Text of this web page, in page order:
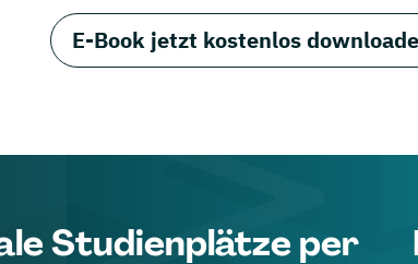
E-Book jetzt kostenlos
Studienplätze per